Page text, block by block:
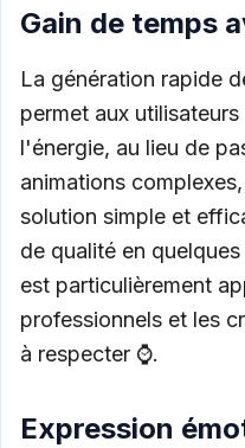
Gain de temps
La génération rapide
permet aux
l'énergie, au lieu de
animations
solution simple et
de qualité en
est particulièrement
professionnels et les
à respecter ⌚.
Expression